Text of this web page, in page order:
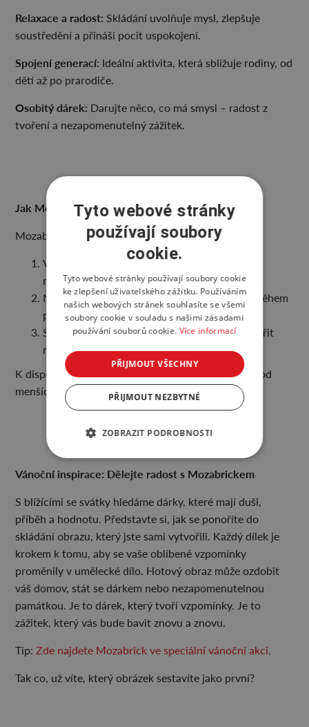
Relaxace a radost: Skládání uvolňuje mysl, zlepšuje
soustředění a přináší pocit uspokojení.
Spojení generací: Ideální aktivita, která sbližuje rodiny, od
dětí až po prarodiče.
Osobitý dárek: Darujte něco, co má smysl – radost z
tvoření a nezapomenutelný zážitek.
Jak Mozabrick funguje?
Mozabrick je geniálně jednoduchý:
Vyberte fotografii, kterou chcete proměnit v
mozaiku.
Nahrajte ji na web výrobce a generátor vám během
pár minut vytvoří návod.
Složte obraz podle plánu. Pokud chcete vytvořit
nový, vše rozložte a začněte znovu.
K dispozici jsou různé velikosti a barevné varianty, od
menších sad po velké obrazy.
Vánoční inspirace: Dělejte radost s Mozabrickem
S blížícími se svátky hledáme dárky, které mají duši,
příběh a hodnotu. Představte si, jak se ponoříte do
skládání obrazu, který jste sami vytvořili. Každý dílek je
krokem k tomu, aby se vaše oblíbené vzpomínky
proměnily v umělecké dílo. Hotový obraz může ozdobit
váš domov, stát se dárkem nebo nezapomenutelnou
památkou. Je to dárek, který tvoří vzpomínky. Je to
zážitek, který vás bude bavit znovu a znovu.
Tip:Zde najdete Mozabrick ve speciální vánoční akci.
Tak co, už víte, který obrázek sestavíte jako první?
Tyto webové stránky
používají soubory
cookie.
Tyto webové stránky používají soubory cookie
ke zlepšení uživatelského zážitku. Používáním
našich webových stránek souhlasíte se všemi
soubory cookie v souladu s našimi zásadami
používání souborů cookie. Více informací
PŘIJMOUT VŠECHNY
PŘIJMOUT NEZBYTNÉ
ZOBRAZIT PODROBNOSTI